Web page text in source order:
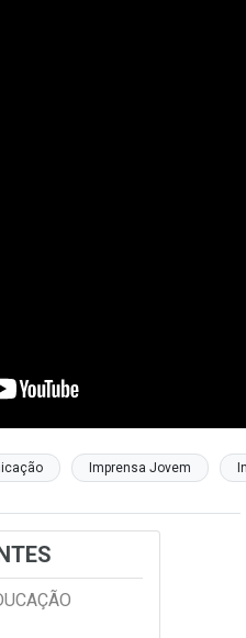
Imprensa Jovem